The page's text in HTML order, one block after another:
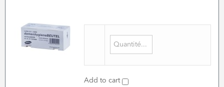
Add to cart